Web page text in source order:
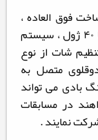
فوق العاده ،
دقت بالا ، تجهیز به ولوم تنظیم قدرت از ۷ تا ۴۰ ژول ، سیستم
شات از نوع
دوقلوی متصل به
تفنگ بادی می تواند
در مسابقات